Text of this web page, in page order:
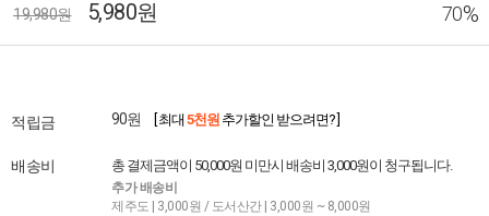
19,980원 5,980원 70%
적립금 90원 [ 최대 5천원 추가할인 받으려면? ]
배송비 총 결제금액이 50,000원 미만시 배송비 3,000원이 청구됩니다.
추가 배송비
제주도 | 3,000원 / 도서산간 | 3,000원 ~ 8,000원